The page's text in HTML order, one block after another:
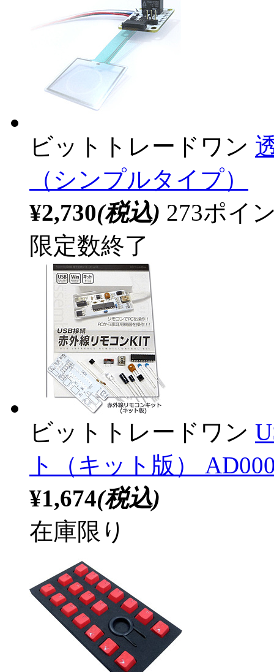
ビットトレードワン
（シンプルタイプ）
¥2,730(税込) 273ポイ
限定数終了
ビットトレードワン
ト（キット版）
¥1,674(税込)
在庫限り